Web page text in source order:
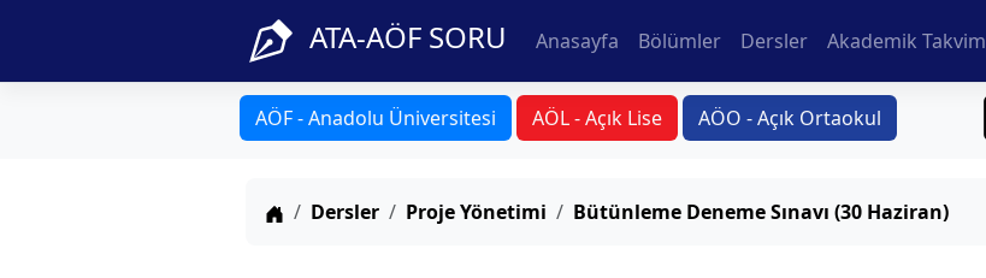
ATA-AÖF SORU Anasayfa Bölümler Dersler Akademik Takvim
AÖF - Anadolu Üniversitesi AÖL - Açık Lise AÖO - Açık Ortaokul
Anasayfa
Dersler Proje Yönetimi Bütünleme Deneme Sınavı (30 Haziran)